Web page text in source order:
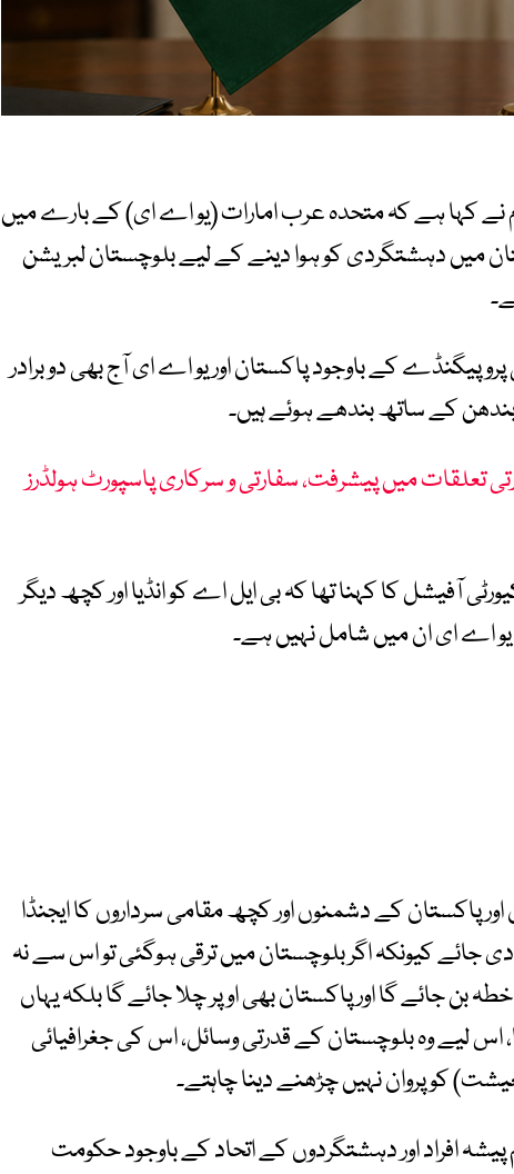
نے کہا ہے کہ متحدہ عرب امارات (یو اے ای) کے بارے میں
میں دہشتگردی کو ہوا دینے کے لیے بلوچستان لبریشن
کے باوجود پاکستان اور یو اے ای آج بھی دو برادر
کے ساتھ بندھے ہوئے ہیں۔
تعلقات میں پیشرفت، سفارتی و سرکاری پاسپورٹ ہولڈرز
آفیشل کا کہنا تھا کہ بی ایل اے کو انڈیا اور کچھ دیگر
یو اے ای ان میں شامل نہیں ہے۔
پاکستان کے دشمنوں اور کچھ مقامی سرداروں کا ایجنڈا
جائے کیونکہ اگر بلوچستان میں ترقی ہوگئی تو اس سے نہ
بن جائے گا اور پاکستان بھی اوپر چلا جائے گا بلکہ یہاں
اس لیے وہ بلوچستان کے قدرتی وسائل، اس کی جغرافیائی
کو پروان نہیں چڑھنے دینا چاہتے۔
افراد اور دہشتگردوں کے اتحاد کے باوجود حکومت